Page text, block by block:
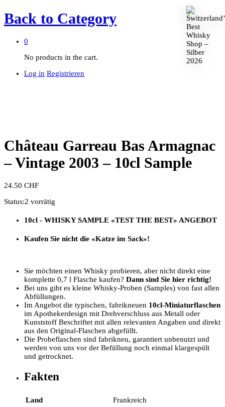
Back to Category
0
No products in the cart.
Log in Registrieren
Château Garreau Bas Armagnac
– Vintage 2003 – 10cl Sample
24.50 CHF
Status:2 vorrätig
10cl - WHISKY SAMPLE «TEST THE BEST» ANGEBOT
Kaufen Sie nicht die «Katze im Sack»!
Sie möchten einen Whisky probieren, aber nicht direkt eine
komplette 0,7 l Flasche kaufen? Dann sind Sie hier richtig!
Bei uns gibt es kleine Whisky-Proben (Samples) von fast allen
Abfüllungen.
Im Angebot die typischen, fabrikneuen 10cl-Miniaturflaschen
im Apothekerdesign mit Drehverschluss aus Metall oder
Kunststoff Beschriftet mit allen relevanten Angaben und direkt
aus den Original-Flaschen abgefüllt.
Die Probeflaschen sind fabrikneu, garantiert unbenutzt und
werden von uns vor der Befüllung noch einmal klargespült
und getrocknet.
Fakten
Land
Frankreich